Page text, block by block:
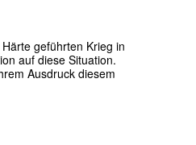
geführten Krieg in
auf diese Situation.
Ausdruck diesem